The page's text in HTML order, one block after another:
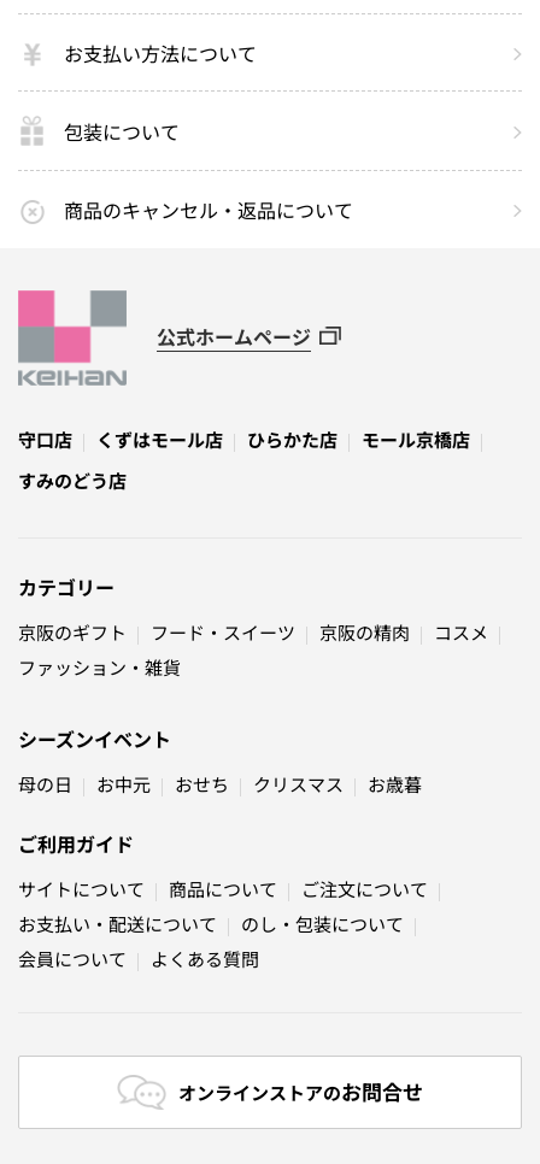
お支払い方法について
包装について
商品のキャンセル・返品について
公式ホームページ
守口店 くずはモール店 ひらかた店
モール京橋店
すみのどう店
カテゴリー
京阪のギフト フード・スイーツ 京阪の精肉
コスメ
ファッション・雑貨
シーズンイベント
母の日 お中元 おせち クリスマス お歳暮
ご利用ガイド
サイトについて 商品について
ご注文について
お支払い・配送について
のし・包装について
会員について
よくある質問
オンラインストアのお問合せ